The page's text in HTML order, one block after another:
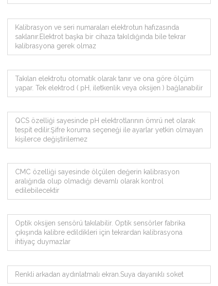
Kalibrasyon ve seri numaraları elektrotun hafızasında
saklanır.Elektrot başka bir cihaza takıldığında bile tekrar
kalibrasyona gerek olmaz
Takılan elektrotu otomatik olarak tanır ve ona göre ölçüm
yapar. Tek elektrod ( pH, iletkenlik veya oksijen ) bağlanabilir
QCS özelliği sayesinde pH elektrotlarının ömrü net olarak
tespit edilir.Şifre koruma seçeneği ile ayarlar yetkin olmayan
kişilerce değiştirilemez
CMC özelliği sayesinde ölçülen değerin kalibrasyon
aralığında olup olmadığı devamlı olarak kontrol
edilebilecektir
Optik oksijen sensörü takılabilir. Optik sensörler fabrika
çıkışında kalibre edildikleri için tekrardan kalibrasyona
ihtiyaç duymazlar
Renkli arkadan aydınlatmalı ekran.Suya dayanıklı soket